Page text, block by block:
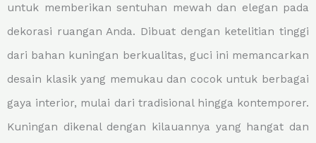
untuk memberikan sentuhan mewah dan elegan pada
dekorasi ruangan Anda. Dibuat dengan ketelitian tinggi
dari bahan kuningan berkualitas, guci ini memancarkan
desain klasik yang memukau dan cocok untuk berbagai
gaya interior, mulai dari tradisional hingga kontemporer.
Kuningan dikenal dengan kilauannya yang hangat dan